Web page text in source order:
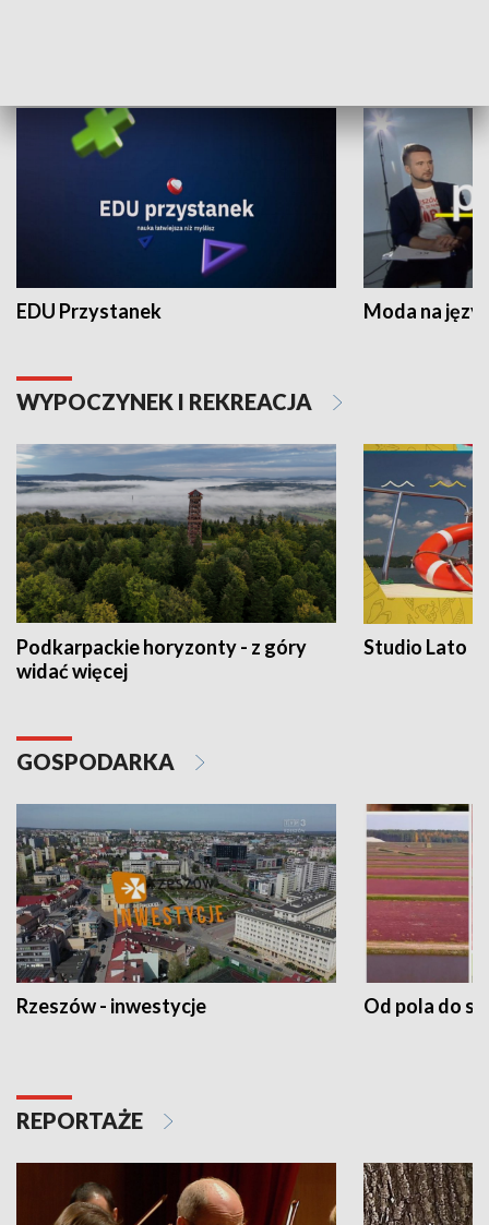
EDU Przystanek Moda na
WYPOCZYNEK I REKREACJA
Podkarpackie horyzonty - z góry
widać więcej
Studio Lato
GOSPODARKA
Rzeszów - inwestycje Od pola do
REPORTAŻE